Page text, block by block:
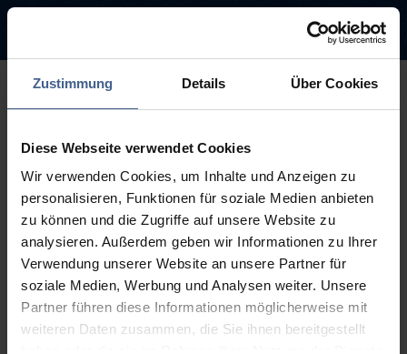
Zustimmung Details Über Cookies
Diese Webseite verwendet Cookies
Wir verwenden Cookies, um Inhalte und Anzeigen zu
personalisieren, Funktionen für soziale Medien anbieten
zu können und die Zugriffe auf unsere Website zu
analysieren. Außerdem geben wir Informationen zu Ihrer
Verwendung unserer Website an unsere Partner für
soziale Medien, Werbung und Analysen weiter. Unsere
Partner führen diese Informationen möglicherweise mit
weiteren Daten zusammen, die Sie ihnen bereitgestellt
Sorry, this page is not
available.
The link you followed may be broken or the page may have been
removed.
Back to homepage Go to search (Link offen)